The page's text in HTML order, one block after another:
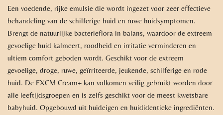
Een voedende, rijke emulsie die wordt ingezet voor zeer effectieve
behandeling van de schilferige huid en ruwe huidsymptomen.
Brengt de natuurlijke bacterieflora in balans, waardoor de extreem
gevoelige huid kalmeert, roodheid en irritatie verminderen en
ultiem comfort geboden wordt. Geschikt voor de extreem
gevoelige, droge, ruwe, geïrriteerde, jeukende, schilferige en rode
huid. De EXCM Cream+ kan volkomen veilig gebruikt worden door
alle leeftijdsgroepen en is zelfs geschikt voor de meest kwetsbare
babyhuid. Opgebouwd uit huideigen en huididentieke ingrediënten.